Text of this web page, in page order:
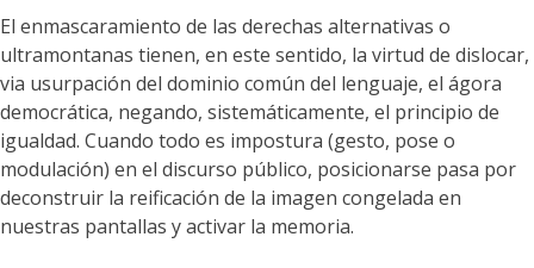
El enmascaramiento de las derechas alternativas o
ultramontanas tienen, en este sentido, la virtud de dislocar,
via usurpación del dominio común del lenguaje, el ágora
democrática, negando, sistemáticamente, el principio de
igualdad. Cuando todo es impostura (gesto, pose o
modulación) en el discurso público, posicionarse pasa por
deconstruir la reificación de la imagen congelada en
nuestras pantallas y activar la memoria.